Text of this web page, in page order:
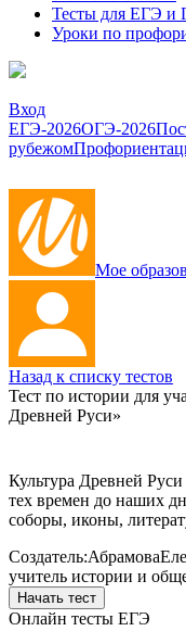
Тесты для ЕГЭ и
Уроки по
Вход
ЕГЭ-2026ОГЭ-2026
рубежом
Мое
Назад к списку тестов
Тест по истории для
Древней Руси»
Культура Древней
тех времен до наших
соборы, иконы,
Создатель:Абрамова
учитель истории и
Начать тест
Онлайн тесты ЕГЭ